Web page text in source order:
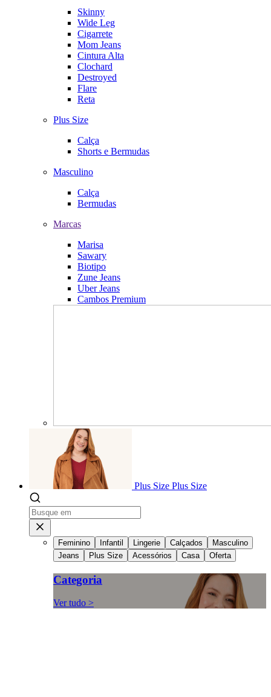
Skinny
Wide Leg
Cigarrete
Mom Jeans
Cintura Alta
Clochard
Destroyed
Flare
Reta
Plus Size
Calça
Shorts e Bermudas
Masculino
Calça
Bermudas
Marcas
Marisa
Sawary
Biotipo
Zune Jeans
Uber Jeans
Cambos Premium
Plus Size Plus Size
Feminino Infantil Lingerie Calçados
Masculino
Jeans
Plus Size Acessórios Casa Oferta
Categoria
Ver tudo >